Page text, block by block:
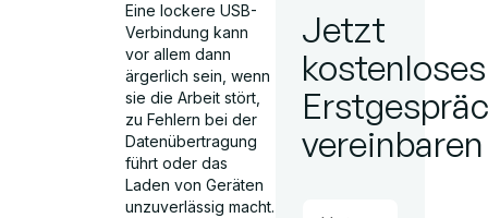
Eine lockere USB-
Verbindung kann
vor allem dann
ärgerlich sein, wenn
sie die Arbeit stört,
zu Fehlern bei der
Datenübertragung
führt oder das
Laden von Geräten
unzuverlässig macht.
Jetzt
kostenloses
vereinbaren